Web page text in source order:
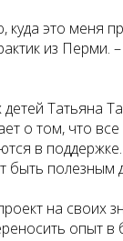
куда это меня
из Перми.
Татьяна
о том, что
в
полезным
на своих
опыт в